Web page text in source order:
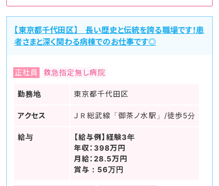
【東京都千代田区】 長い歴史と伝統を誇る職場です！患
者さまと深く関わる病棟でのお仕事です◎
正社員 救急指定無し病院
勤務地 東京都千代田区
アクセス ＪＲ総武線「御茶ノ水駅」/徒歩5分
給与
【給与例】経験3年
年収：398万円
月給：28.5万円
賞与：56万円